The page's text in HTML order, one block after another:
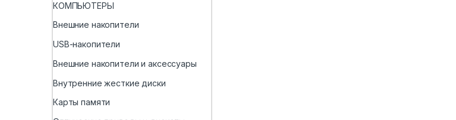
КОМПЬЮТЕРЫ
Внешние накопители
USB-накопители
Внешние накопители и аксессуары
Внутренние жесткие диски
Карты памяти